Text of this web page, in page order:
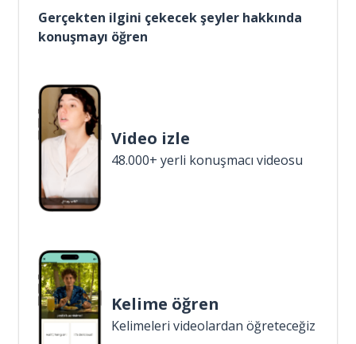
Gerçekten ilgini çekecek şeyler hakkında
konuşmayı öğren
Video izle
48.000+ yerli konuşmacı videosu
Kelime öğren
Kelimeleri videolardan öğreteceğiz